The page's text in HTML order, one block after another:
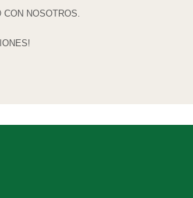
NOSOTROS.